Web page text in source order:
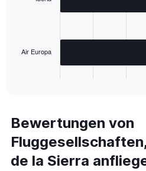
has
Range:
2
categories.
The
chart
Air Europa
Bewertungen von
de la Sierra